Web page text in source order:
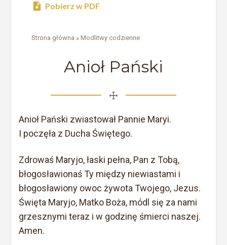
Pobierz w PDF
Strona główna »Modlitwy codzienne
Anioł Pański
☩
Anioł Pański zwiastował Pannie Maryi.
I poczęła z Ducha Świętego.
Zdrowaś Maryjo, łaski pełna, Pan z Tobą,
błogosławionaś Ty między niewiastami i
błogosławiony owoc żywota Twojego, Jezus.
Święta Maryjo, Matko Boża, módl się za nami
grzesznymi teraz i w godzinę śmierci naszej.
Amen.